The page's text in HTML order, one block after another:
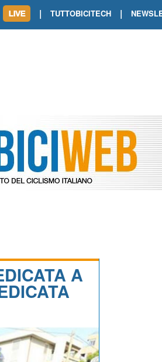
TOUR DE FRANCE. ORCIERES-
TOUR DE FRANCE. A VOIRON TRIONFO
| TUTTOBICITECH |
A